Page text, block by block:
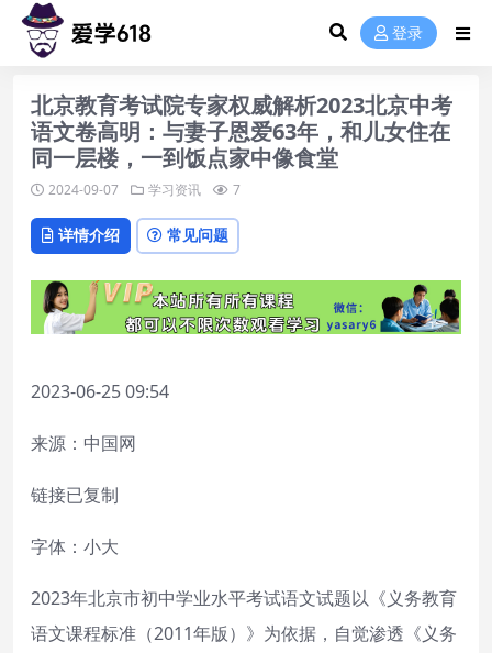
登录
北京教育考试院专家权威解析2023北京中考
语文卷高明：与妻子恩爱63年，和儿女住在
同一层楼，一到饭点家中像食堂
2024-09-07 学习资讯 7
详情介绍 常见问题
2023-06-25 09:54
来源：中国网
链接已复制
字体：小大
2023年北京市初中学业水平考试语文试题以《义务教育
语文课程标准（2011年版）》为依据，自觉渗透《义务